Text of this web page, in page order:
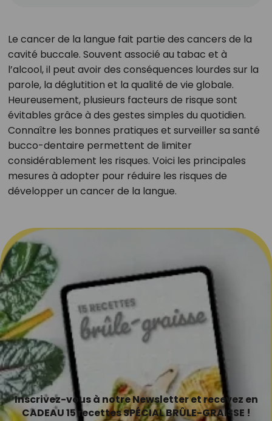
Le cancer de la langue fait partie des cancers de la
cavité buccale. Souvent associé au tabac et à
l’alcool, il peut avoir des conséquences lourdes sur la
parole, la déglutition et la qualité de vie globale.
Heureusement, plusieurs facteurs de risque sont
évitables grâce à des gestes simples du quotidien.
Connaître les bonnes pratiques et surveiller sa santé
bucco-dentaire permettent de limiter
considérablement les risques. Voici les principales
mesures à adopter pour réduire les risques de
développer un cancer de la langue.
Inscrivez-vous à notre Newsletter et recevez en
CADEAU 15 recettes SPÉCIAL BRÛLE-GRAISSE !